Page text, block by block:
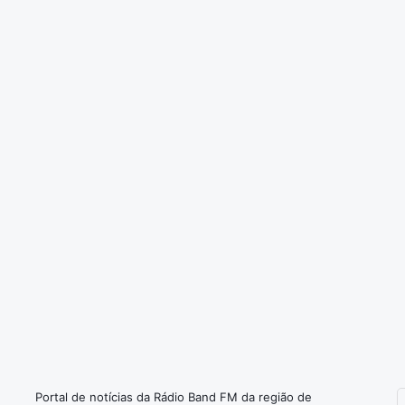
Portal de notícias da Rádio Band FM da região de